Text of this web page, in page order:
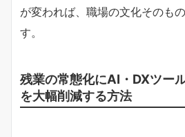
が変われば、職場の文化そのも
す。
残業の常態化にAI・DXツー
を大幅削減する方法